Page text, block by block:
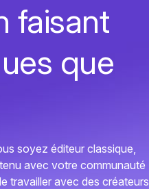
faisant
que
soyez éditeur classique,
avec votre communauté
travailler avec des créateurs